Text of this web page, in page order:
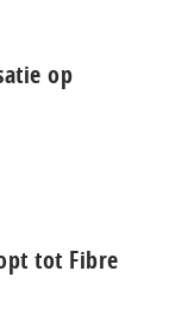
op
tot Fibre